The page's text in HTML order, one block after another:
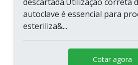
autoclave é essencial para
esteriliza&...
Cotar agora